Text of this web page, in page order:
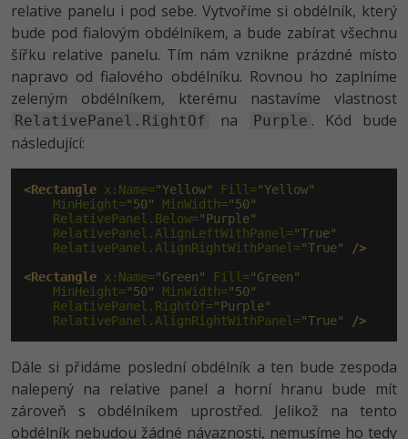
Windows
Linux
Sítě
Elektronický podpis
Fórum
Fórum
relative panelu i pod sebe. Vytvoříme si obdélník, který
bude pod fialovým obdélníkem, a bude zabírat všechnu
šířku relative panelu. Tím nám vznikne prázdné místo
napravo od fialového obdélníku. Rovnou ho zaplníme
zeleným obdélníkem, kterému nastavíme vlastnost
RelativePanel.RightOf na Purple . Kód bude
následující:
<Rectangle x:Name="Yellow" Fill="Yellow"
    MinHeight=
"50" MinWidth="50"
    RelativePanel.Below=
"Purple"
    RelativePanel.AlignLeftWithPanel=
"True"
    RelativePanel.AlignRightWithPanel=
"True"
/>
<Rectangle x:Name="Green" Fill="Green"
    MinHeight=
"50" MinWidth="50"
    RelativePanel.RightOf=
"Purple"
    RelativePanel.AlignRightWithPanel=
"True" />
Dále si přidáme poslední obdélník a ten bude zespoda
nalepený na relative panel a horní hranu bude mít
zároveň s obdélníkem uprostřed. Jelikož na tento
obdélník nebudou žádné návaznosti, nemusíme ho tedy